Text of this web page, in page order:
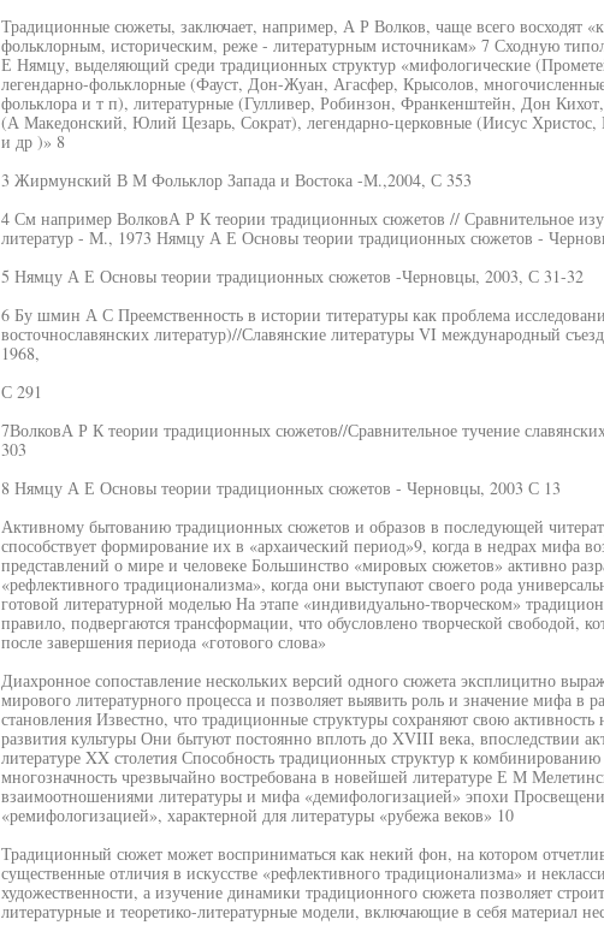
Традиционные сюжеты, заключает, например, А Р Волков, чаще всего восходят
фольклорным, историческим, реже - литературным источникам» 7 Сходную
Е Нямцу, выделяющий среди традиционных структур «мифологические
легендарно-фольклорные (Фауст, Дон-Жуан, Агасфер, Крысолов, многочисленные
фольклора и т п), литературные (Гулливер, Робинзон, Франкенштейн, Дон
(А Македонский, Юлий Цезарь, Сократ), легендарно-церковные (Иисус Христос,
и др )» 8
3 Жирмунский В М Фольклор Запада и Востока -М.,2004, С 353
4 См например ВолковА Р К теории традиционных сюжетов // Сравнительное
литератур - М., 1973 Нямцу А Е Основы теории традиционных сюжетов -
5 Нямцу А Е Основы теории традиционных сюжетов -Черновцы, 2003, С 31-32
6 Бу шмин А С Преемственность в истории титературы как проблема
восточнославянских литератур)//Славянские литературы VI международный
1968,
С 291
7ВолковА Р К теории традиционных сюжетов//Сравнительное тучение
303
8 Нямцу А Е Основы теории традиционных сюжетов - Черновцы, 2003 С 13
Активному бытованию традиционных сюжетов и образов в последующей
способствует формирование их в «архаический период»9, когда в недрах мифа
представлений о мире и человеке Большинство «мировых сюжетов» активно
«рефлективного традиционализма», когда они выступают своего рода
готовой литературной моделью На этапе «индивидуально-творческом»
правило, подвергаются трансформации, что обусловлено творческой свободой,
после завершения периода «готового слова»
Диахронное сопоставление нескольких версий одного сюжета эксплицитно
мирового литературного процесса и позволяет выявить роль и значение мифа в
становления Известно, что традиционные структуры сохраняют свою активность
развития культуры Они бытуют постоянно вплоть до XVIII века, впоследствии
литературе XX столетия Способность традиционных структур к
многозначность чрезвычайно востребована в новейшей литературе Е М
взаимоотношениями литературы и мифа «демифологизацией» эпохи
«ремифологизацией», характерной для литературы «рубежа веков» 10
Традиционный сюжет может восприниматься как некий фон, на котором
существенные отличия в искусстве «рефлективного традиционализма» и
художественности, а изучение динамики традиционного сюжета позволяет
литературные и теоретико-литературные модели, включающие в себя материал